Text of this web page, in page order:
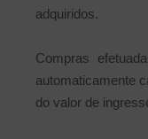
Compras
automaticamente
do valor de